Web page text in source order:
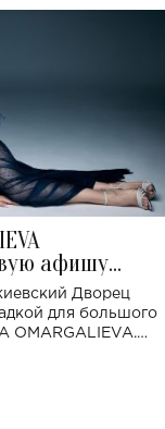
афишу
во Дворце
Дворец
для большого
OMARGALIEVA.